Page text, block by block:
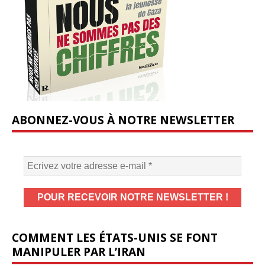
ABONNEZ-VOUS À NOTRE NEWSLETTER
COMMENT LES ÉTATS-UNIS SE FONT
MANIPULER PAR L’IRAN